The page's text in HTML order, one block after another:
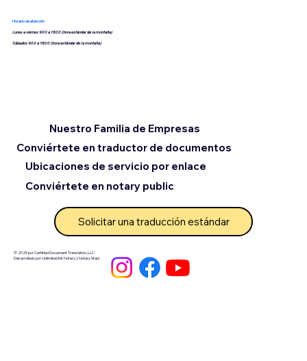
Horario de atención
Lunes a viernes 9:00 a 18:00 (hora estándar de la montaña)
Sábados 9:00 a 18:00 (hora estándar de la montaña)
© 2025 por Certified Document Translation, LLC
Desarrollado por Unlimited Ink Notary y Notary Stars
Conviértete en traductor de documentos
Ubicaciones de servicio por enlace
Nuestro Familia de Empresas
Conviértete en notary public
Solicitar una traducción estándar